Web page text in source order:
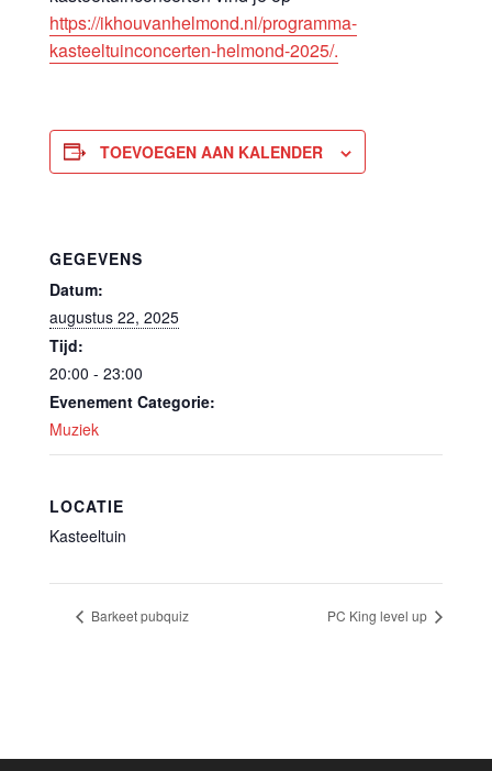
https://ikhouvanhelmond.nl/programma-
kasteeltuinconcerten-helmond-2025/.
TOEVOEGEN AAN KALENDER
GEGEVENS
Datum:
augustus 22, 2025
Tijd:
20:00 - 23:00
Evenement Categorie:
Muziek
LOCATIE
Kasteeltuin
Barkeet pubquiz PC King level up